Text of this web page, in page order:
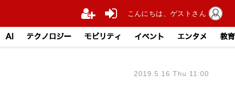
AI テクノロジー モビリティ イベント エンタメ 教育
2019.5.16 Thu 11:00
こんにちは、ゲストさん